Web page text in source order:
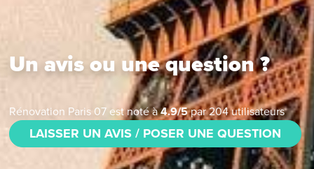
Un avis ou une question ?
Rénovation Paris 07 est noté à4.9/5 par204utilisateurs
LAISSER UN AVIS / POSER UNE QUESTION